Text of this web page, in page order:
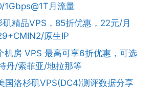
1Gbps@1T月流量
矶精品VPS，85折优惠，22元/月
原生IP
机房 VPS 最高可享6折优惠，可选
丹/索菲亚/地拉那等
国洛杉矶VPS(DC4)测评数据分享